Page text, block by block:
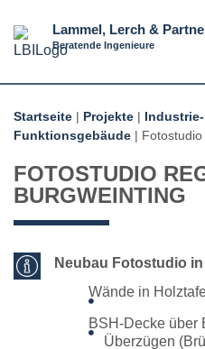
Lammel, Lerch &
Beratende Ingenieure
Startseite | Projekte |
Funktionsgebäude |
FOTOSTUDIO
BURGWEINTING
Neubau Fotostudio
Wände in
BSH-Decke über
Überzügen